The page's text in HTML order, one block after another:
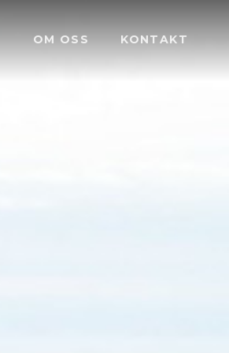
OM OSS KONTAKT